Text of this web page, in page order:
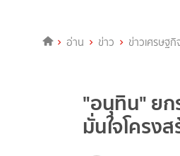
อ่าน ข่าว ข่าวเศรษฐกิ
"อนุทิน" ยก
มั่นใจโคร